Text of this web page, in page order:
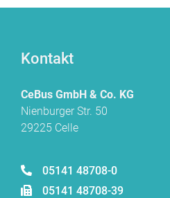
Kontakt
CeBus GmbH & Co. KG
Nienburger Str. 50
29225 Celle
05141 48708-0
05141 48708-39